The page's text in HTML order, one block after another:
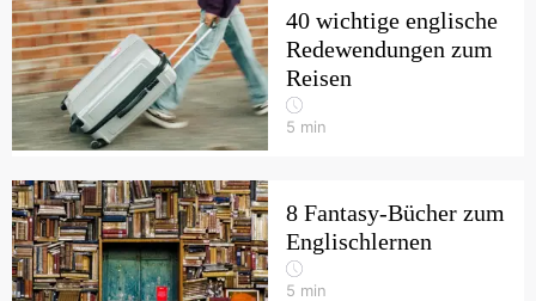
40 wichtige englische
Redewendungen zum
Reisen
5 min
8 Fantasy-Bücher zum
Englischlernen
5 min